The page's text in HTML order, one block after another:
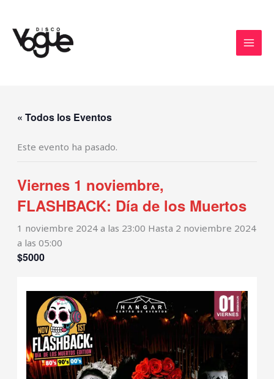
contenido
« Todos los Eventos
Este evento ha pasado.
Viernes 1 noviembre,
FLASHBACK: Día de los Muertos
1 noviembre 2024 a las 23:00 Hasta 2 noviembre 2024
a las 05:00
$5000